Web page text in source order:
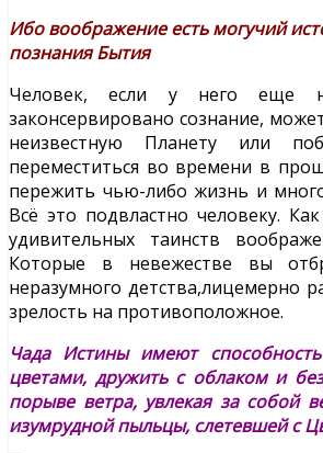
Ибо воображение есть могучий
познания Бытия
Человек, если у него еще
законсервировано сознание,
неизвестную Планету или
переместиться во времени в
пережить чью-либо жизнь и
Всё это подвластно человеку.
удивительных таинств
Которые в невежестве вы
неразумного детства,лицемерно
зрелость на противоположное.
Чада Истины имеют
цветами, дружить с облаком и
порыве ветра, увлекая за собой
изумрудной пыльцы, слетевшей с